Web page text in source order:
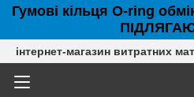
Гумові кільця O-ring
інтернет-магазин витратних